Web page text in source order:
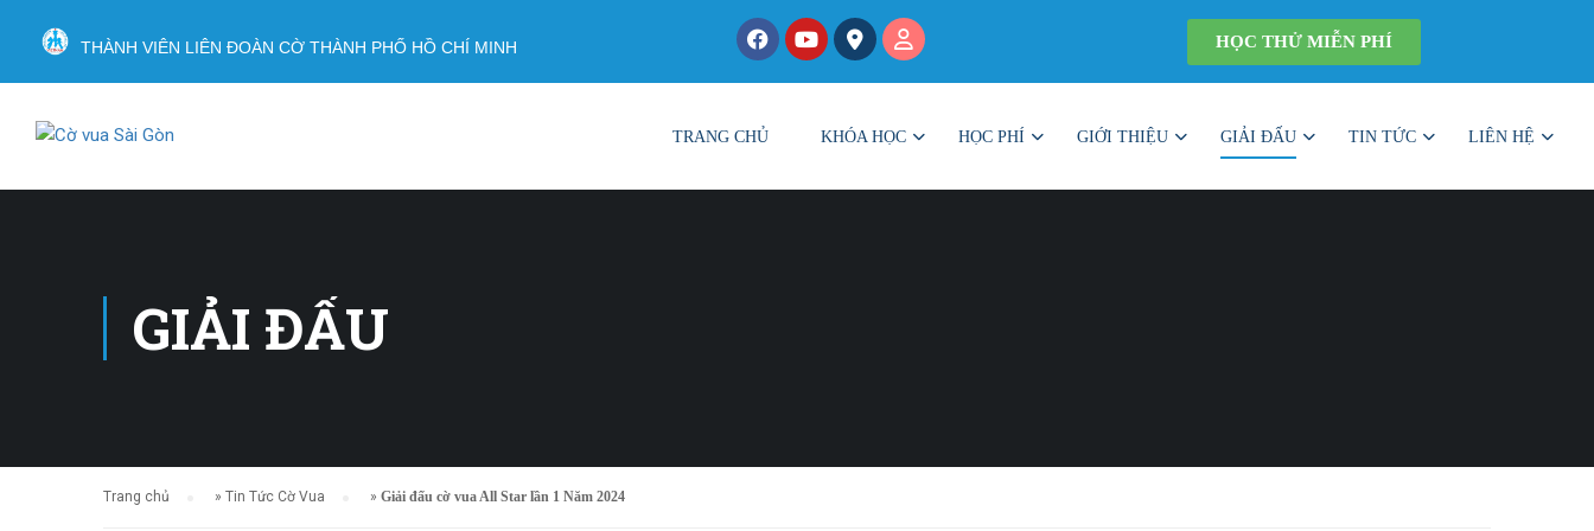
THÀNH VIÊN LIÊN ĐOÀN CỜ THÀNH PHỐ HỒ CHÍ MINH HỌC THỬ MIỄN PHÍ
TRANG CHỦ KHÓA HỌC HỌC PHÍ GIỚI THIỆU GIẢI ĐẤU TIN TỨC LIÊN HỆ
GIẢI ĐẤU
Trang chủ » Tin Tức Cờ Vua » Giải đấu cờ vua All Star lần 1 Năm 2024